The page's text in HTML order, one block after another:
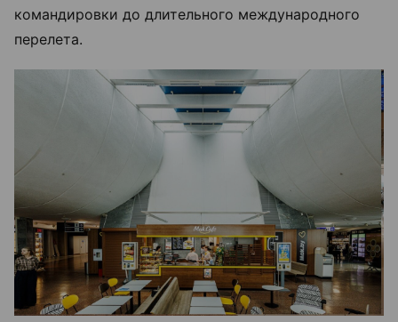
командировки до длительного международного
перелета.